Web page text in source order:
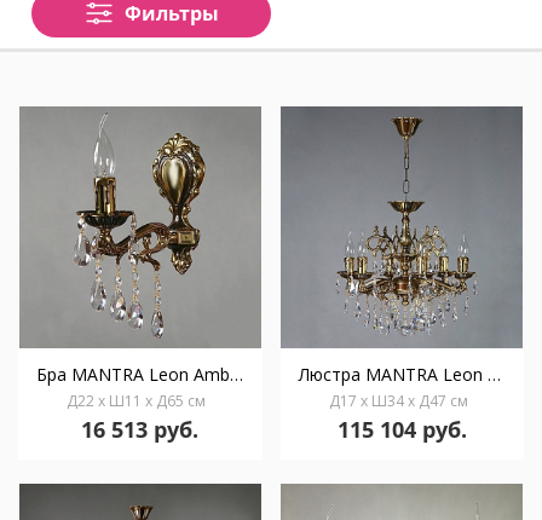
Фильтры
Бра MANTRA Leon Ambiente 2128/1 PB Tear Drop
Д22 x Ш11 x Д65 см
16 513 руб.
Люстра MANTRA Leon Ambiente 6L 2128/6 PB Tear Drop
Д17 x Ш34 x Д47 см
115 104 руб.